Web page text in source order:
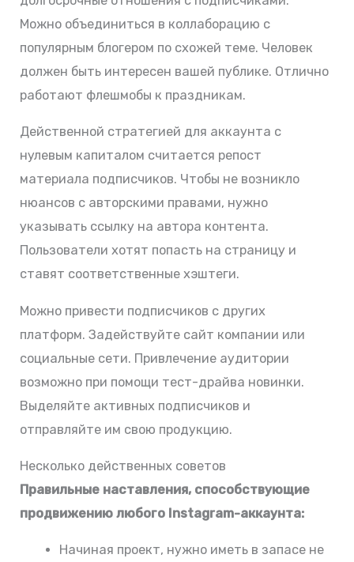
Можно объединиться в коллаборацию с
популярным блогером по схожей теме. Человек
должен быть интересен вашей публике. Отлично
работают флешмобы к праздникам.
Действенной стратегией для аккаунта с
нулевым капиталом считается репост
материала подписчиков. Чтобы не возникло
нюансов с авторскими правами, нужно
указывать ссылку на автора контента.
Пользователи хотят попасть на страницу и
ставят соответственные хэштеги.
Можно привести подписчиков с других
платформ. Задействуйте сайт компании или
социальные сети. Привлечение аудитории
возможно при помощи тест-драйва новинки.
Выделяйте активных подписчиков и
отправляйте им свою продукцию.
Несколько действенных советов
Правильные наставления, способствующие
продвижению любого Instagram-аккаунта:
Начиная проект, нужно иметь в запасе не